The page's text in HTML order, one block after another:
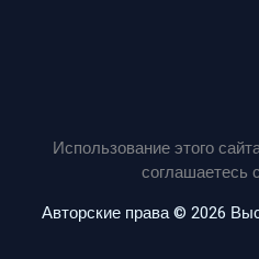
Использование этого
соглашаетесь с
Авторские права © 2026